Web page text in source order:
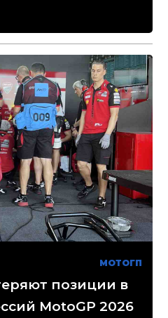
МОТОГП
позиции в
MotoGP 2026